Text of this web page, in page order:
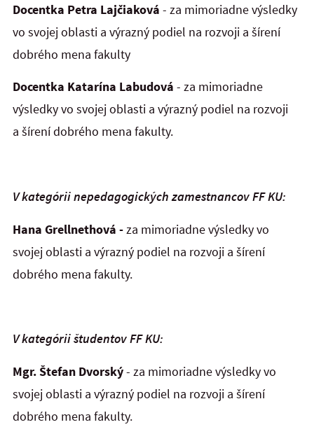
Docentka Petra Lajčiaková - za mimoriadne výsledky
vo svojej oblasti a výrazný podiel na rozvoji a šírení
dobrého mena fakulty
Docentka Katarína Labudová - za mimoriadne
výsledky vo svojej oblasti a výrazný podiel na rozvoji
a šírení dobrého mena fakulty.
V kategórii nepedagogických zamestnancov FF KU:
Hana Grellnethová - za mimoriadne výsledky vo
svojej oblasti a výrazný podiel na rozvoji a šírení
dobrého mena fakulty.
V kategórii študentov FF KU:
Mgr. Štefan Dvorský- za mimoriadne výsledky vo
svojej oblasti a výrazný podiel na rozvoji a šírení
dobrého mena fakulty.